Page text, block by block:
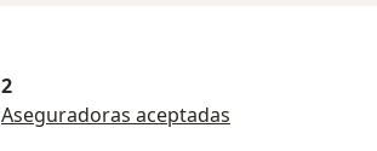
2
Aseguradoras aceptadas